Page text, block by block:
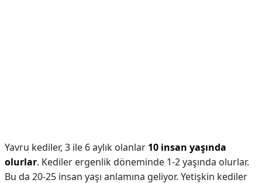
Yavru kediler, 3 ile 6 aylık olanlar 10 insan yaşında
olurlar. Kediler ergenlik döneminde 1-2 yaşında olurlar.
Bu da 20-25 insan yaşı anlamına geliyor. Yetişkin kediler